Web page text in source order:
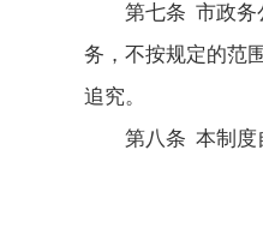
第七条 市政务
务，不按规定的范
追究。
第八条 本制度